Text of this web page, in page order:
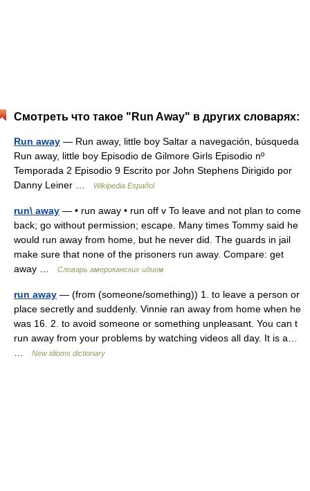
Смотреть что такое "Run Away" в других словарях:
Run away — Run away, little boy Saltar a navegación, búsqueda
Run away, little boy Episodio de Gilmore Girls Episodio nº
Temporada 2 Episodio 9 Escrito por John Stephens Dirigido por
Danny Leiner …
Wikipedia Español
run\ away — • run away • run off v To leave and not plan to come
back; go without permission; escape. Many times Tommy said he
would run away from home, but he never did. The guards in jail
make sure that none of the prisoners run away. Compare: get
away …
Словарь американских идиом
run away — (from (someone/something)) 1. to leave a person or
place secretly and suddenly. Vinnie ran away from home when he
was 16. 2. to avoid someone or something unpleasant. You can t
run away from your problems by watching videos all day. It is a…
New idioms dictionary